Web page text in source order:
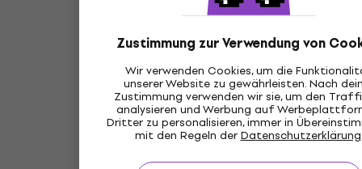
Zustimmung zur Verwendung von
Wir verwenden Cookies, um die
unserer Website zu gewährleisten. Nach
Zustimmung verwenden wir sie, um den
analysieren und Werbung auf
Dritter zu personalisieren, immer in
mit den Regeln derDatenschutzerklärung